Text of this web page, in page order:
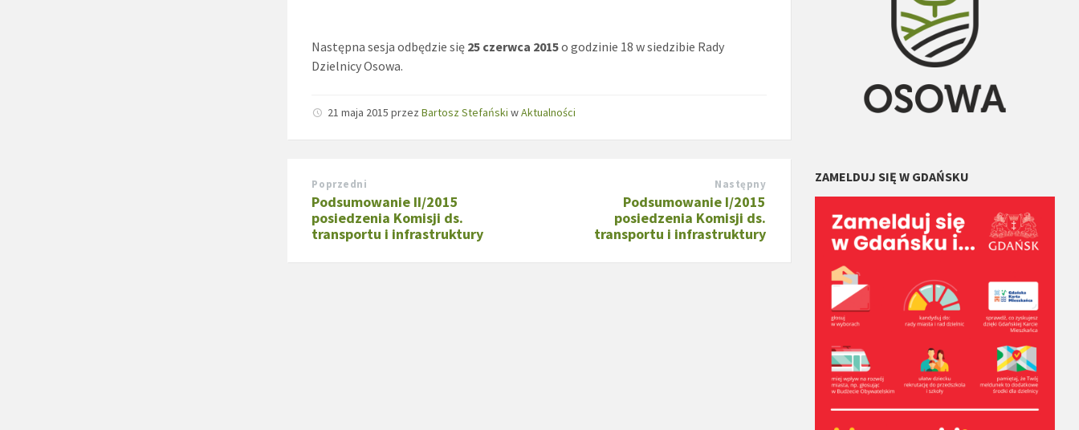
Następna sesja odbędzie się 25 czerwca 2015o godzinie 18 w siedzibie Rady
Dzielnicy Osowa.
21 maja 2015przezBartosz Stefański wAktualności
Poprzedni
Podsumowanie II/2015
posiedzenia Komisji ds.
transportu i infrastruktury
Następny
Podsumowanie I/2015
posiedzenia Komisji ds.
transportu i infrastruktury
ZAMELDUJ SIĘ W GDAŃSKU